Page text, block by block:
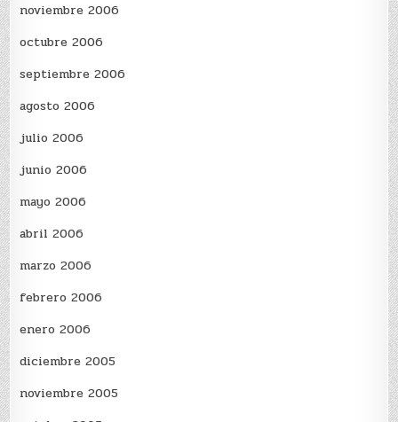
noviembre 2006
octubre 2006
septiembre 2006
agosto 2006
julio 2006
junio 2006
mayo 2006
abril 2006
marzo 2006
febrero 2006
enero 2006
diciembre 2005
noviembre 2005